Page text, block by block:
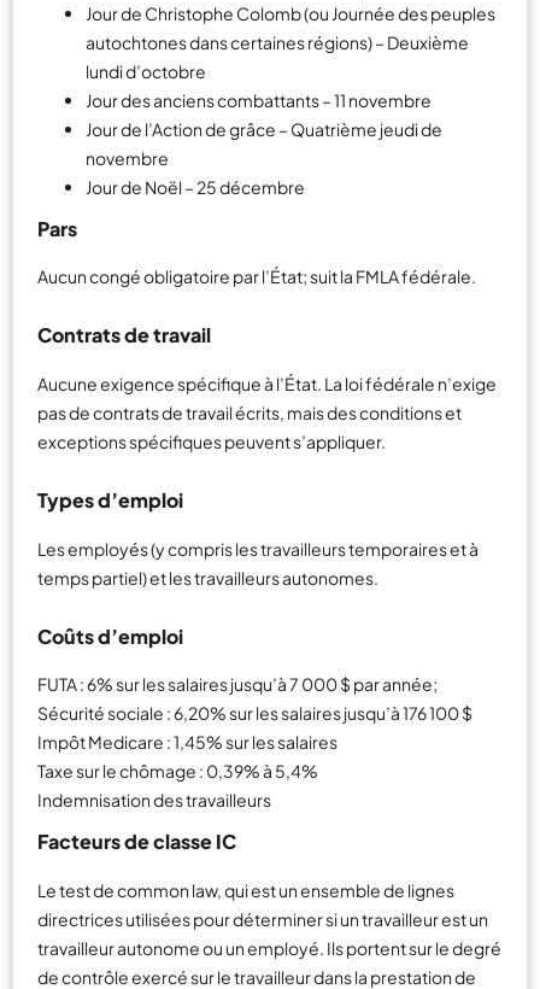
Jour de Christophe Colomb (ou Journée des peuples
autochtones dans certaines régions) – Deuxième
lundi d’octobre
Jour des anciens combattants – 11 novembre
Jour de l’Action de grâce – Quatrième jeudi de
novembre
Jour de Noël – 25 décembre
Pars
Aucun congé obligatoire par l’État; suit la FMLA fédérale.
Contrats de travail
Aucune exigence spécifique à l’État. La loi fédérale n’exige
pas de contrats de travail écrits, mais des conditions et
exceptions spécifiques peuvent s’appliquer.
Types d’emploi
Les employés (y compris les travailleurs temporaires et à
temps partiel) et les travailleurs autonomes.
Coûts d’emploi
FUTA : 6% sur les salaires jusqu’à 7 000 $ par année;
Sécurité sociale : 6,20% sur les salaires jusqu’à 176 100 $
Impôt Medicare : 1,45% sur les salaires
Taxe sur le chômage : 0,39% à 5,4%
Indemnisation des travailleurs
Facteurs de classe IC
Le test de common law, qui est un ensemble de lignes
directrices utilisées pour déterminer si un travailleur est un
travailleur autonome ou un employé. Ils portent sur le degré
de contrôle exercé sur le travailleur dans la prestation de